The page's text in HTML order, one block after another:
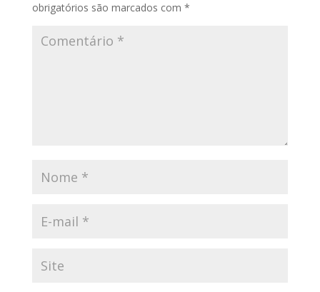
obrigatórios são marcados com *